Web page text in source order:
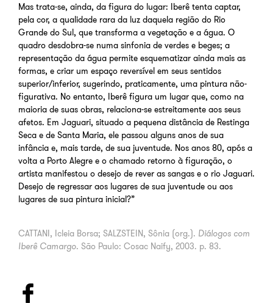
Mas trata-se, ainda, da figura do lugar: Iberê tenta captar,
pela cor, a qualidade rara da luz daquela região do Rio
Grande do Sul, que transforma a vegetação e a água. O
quadro desdobra-se numa sinfonia de verdes e beges; a
representação da água permite esquematizar ainda mais as
formas, e criar um espaço reversível em seus sentidos
superior/inferior, sugerindo, praticamente, uma pintura não-
figurativa. No entanto, Iberê figura um lugar que, como na
maioria de suas obras, relaciona-se estreitamente aos seus
afetos. Em Jaguari, situado a pequena distância de Restinga
Seca e de Santa Maria, ele passou alguns anos de sua
infância e, mais tarde, de sua juventude. Nos anos 80, após a
volta a Porto Alegre e o chamado retorno à figuração, o
artista manifestou o desejo de rever as sangas e o rio Jaguari.
Desejo de regressar aos lugares de sua juventude ou aos
lugares de sua pintura inicial?”
CATTANI, Icleia Borsa; SALZSTEIN, Sônia (org.). Diálogos com
Iberê Camargo. São Paulo: Cosac Naify, 2003. p. 83.